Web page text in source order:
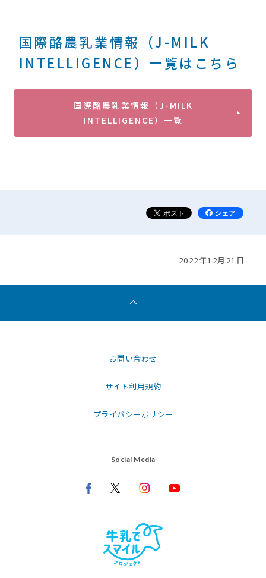
国際酪農乳業情報（J-MILK
INTELLIGENCE）一覧はこちら
国際酪農乳業情報（J-MILK
INTELLIGENCE）一覧
2022年12月21日
お問い合わせ
サイト利用規約
プライバシーポリシー
Social Media